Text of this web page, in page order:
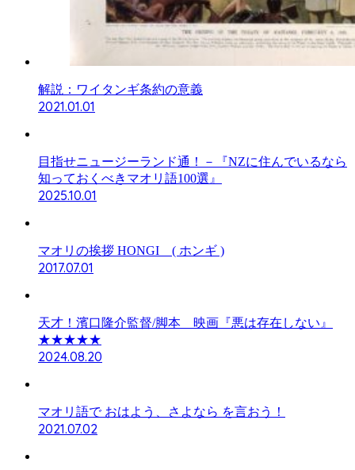
解説：ワイタンギ条約の意義
2021.01.01
目指せニュージーランド通！－『NZに住んでいるなら
知っておくべきマオリ語100選』
2025.10.01
マオリの挨拶 HONGI ( ホンギ )
2017.07.01
天才！濱口隆介監督/脚本 映画『悪は存在しない』
★★★★★
2024.08.20
マオリ語で おはよう、さよなら を言おう！
2021.07.02